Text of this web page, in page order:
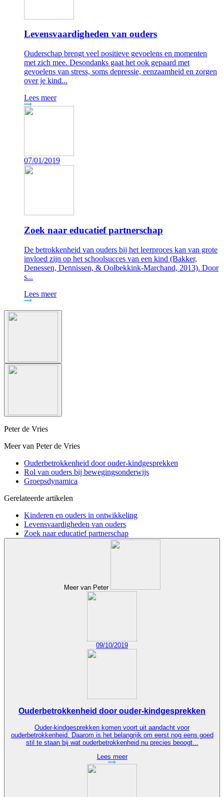
Levensvaardigheden van ouders
Ouderschap brengt veel positieve gevoelens en momenten
met zich mee. Desondanks gaat het ook gepaard met
gevoelens van stress, soms depressie, eenzaamheid en zorgen
over je kind...
Lees meer
07/01/2019
Zoek naar educatief partnerschap
De betrokkenheid van ouders bij het leerproces kan van grote
invloed zijn op het schoolsucces van een kind (Bakker,
Denessen, Dennissen, & Oolbekkink-Marchand, 2013). Door
s...
Lees meer
Peter de Vries
Meer van Peter de Vries
Ouderbetrokkenheid door ouder-kindgesprekken
Rol van ouders bij bewegingsonderwijs
Groepsdynamica
Gerelateerde artikelen
Kinderen en ouders in ontwikkeling
Levensvaardigheden van ouders
Zoek naar educatief partnerschap
Meer van Peter
09/10/2019
Ouderbetrokkenheid door ouder-kindgesprekken
Ouder-kindgesprekken komen voort uit aandacht voor
ouderbetrokkenheid. Daarom is het belangrijk om eerst nog eens goed
stil te staan bij wat ouderbetrokkenheid nu precies beoogt...
Lees meer